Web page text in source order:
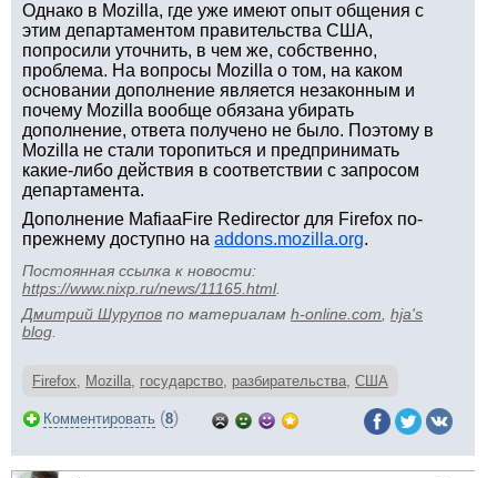
Однако в Mozilla, где уже имеют опыт общения с
этим департаментом правительства США,
попросили уточнить, в чем же, собственно,
проблема. На вопросы Mozilla о том, на каком
основании дополнение является незаконным и
почему Mozilla вообще обязана убирать
дополнение, ответа получено не было. Поэтому в
Mozilla не стали торопиться и предпринимать
какие-либо действия в соответствии с запросом
департамента.
Дополнение MafiaaFire Redirector для Firefox по-
прежнему доступно на addons.mozilla.org.
Постоянная ссылка к новости:
https://www.nixp.ru/news/11165.html.
Дмитрий Шурупов по материалам h-online.com hja's
blog
Firefox, Mozilla, государство, разбирательства, США
Комментировать (8)